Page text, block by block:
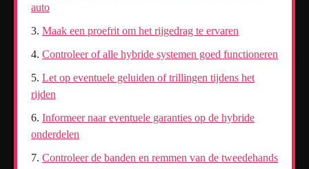
auto
Maak een proefrit om het rijgedrag te ervaren
Controleer of alle hybride systemen goed functioneren
Let op eventuele geluiden of trillingen tijdens het
rijden
Informeer naar eventuele garanties op de hybride
onderdelen
Controleer de banden en remmen van de tweedehands